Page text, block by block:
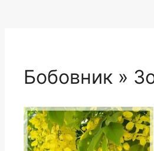
Бобовник »